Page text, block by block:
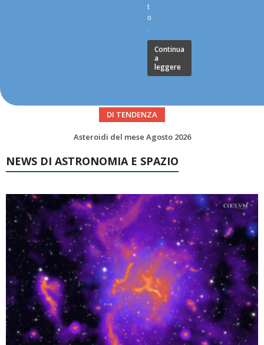
t
o
.
Continua
a
leggere
DI TENDENZA
NEWS DI ASTRONOMIA E SPAZIO